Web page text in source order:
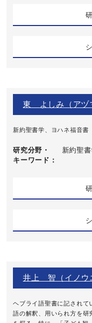
東 よしみ（アヅ
新約聖書学、ヨハネ福音書
研究分野・
キーワード
新約聖
井上 智（イノウ
ヘブライ語聖書に記されて
語の解釈、用いられ方を研